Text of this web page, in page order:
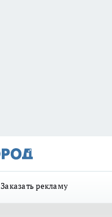
Заказать рекламу